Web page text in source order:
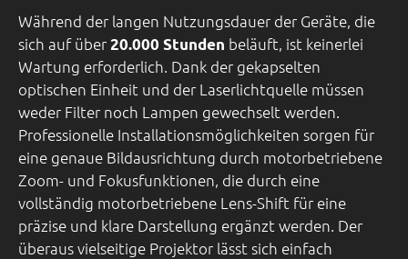
Während der langen Nutzungsdauer der Geräte, die
sich auf über20.000 Stunden beläuft, ist keinerlei
Wartung erforderlich. Dank der gekapselten
optischen Einheit und der Laserlichtquelle müssen
weder Filter noch Lampen gewechselt werden.
Professionelle Installationsmöglichkeiten sorgen für
eine genaue Bildausrichtung durch motorbetriebene
Zoom- und Fokusfunktionen, die durch eine
vollständig motorbetriebene Lens-Shift für eine
präzise und klare Darstellung ergänzt werden. Der
überaus vielseitige Projektor lässt sich einfach